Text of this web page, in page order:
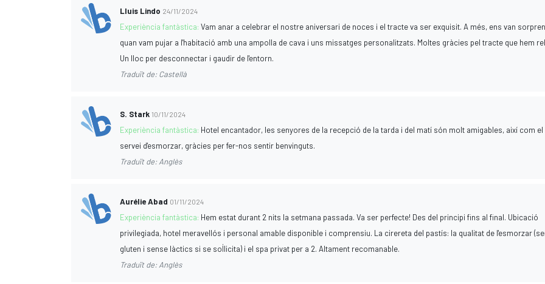
Lluis Lindo 24/11/2024
Experiència fantàstica:Vam anar a celebrar el nostre aniversari de noces i el tracte va ser exquisit. A més, ens van
quan vam pujar a l'habitació amb una ampolla de cava i uns missatges personalitzats. Moltes gràcies pel tracte que hem
Un lloc per desconnectar i gaudir de l'entorn.
Traduït de: Castellà
S. Stark 10/11/2024
Experiència fantàstica: Hotel encantador, les senyores de la recepció de la tarda i del matí són molt amigables, així com el
servei d'esmorzar, gràcies per fer-nos sentir benvinguts.
Traduït de: Anglès
Aurélie Abad 01/11/2024
Experiència fantàstica: Hem estat durant 2 nits la setmana passada. Va ser perfecte! Des del principi fins al final. Ubicació
privilegiada, hotel meravellós i personal amable disponible i comprensiu. La cirereta del pastís: la qualitat de l'esmorzar
gluten i sense làctics si se sol·licita) i el spa privat per a 2. Altament recomanable.
Traduït de: Anglès